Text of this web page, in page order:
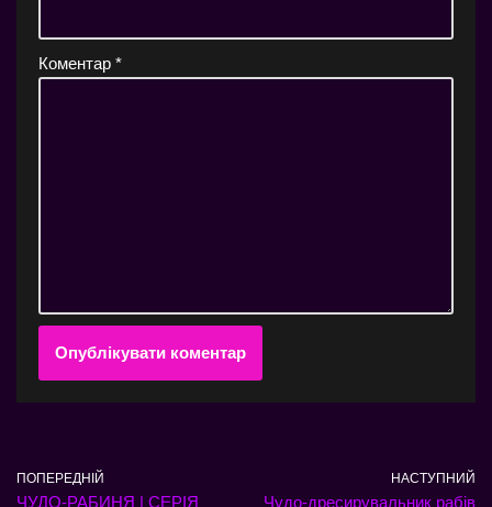
Коментар *
ПОПЕРЕДНІЙ
ЧУДО-РАБИНЯ | СЕРІЯ
НАСТУПНИЙ
Чудо-дресирувальник рабів